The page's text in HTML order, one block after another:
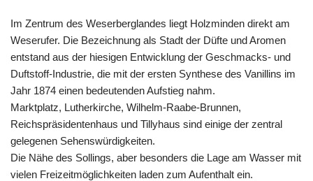
Im Zentrum des Weserberglandes liegt Holzminden direkt am
Weserufer. Die Bezeichnung als Stadt der Düfte und Aromen
entstand aus der hiesigen Entwicklung der Geschmacks- und
Duftstoff-Industrie, die mit der ersten Synthese des Vanillins im
Jahr 1874 einen bedeutenden Aufstieg nahm.
Marktplatz, Lutherkirche, Wilhelm-Raabe-Brunnen,
Reichspräsidentenhaus und Tillyhaus sind einige der zentral
gelegenen Sehenswürdigkeiten.
Die Nähe des Sollings, aber besonders die Lage am Wasser mit
vielen Freizeitmöglichkeiten laden zum Aufenthalt ein.